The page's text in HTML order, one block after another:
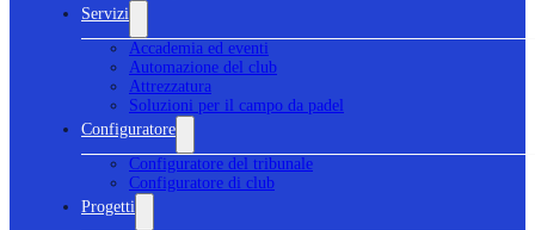
Servizi
Accademia ed eventi
Automazione del club
Attrezzatura
Soluzioni per il campo da padel
Configuratore
Configuratore del tribunale
Configuratore di club
Progetti